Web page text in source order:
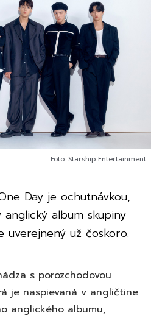
Foto: Starship Entertainment
Day je ochutnávkou,
album skupiny
už čoskoro.
s porozchodovou
je naspievaná v angličtine
anglického albumu,